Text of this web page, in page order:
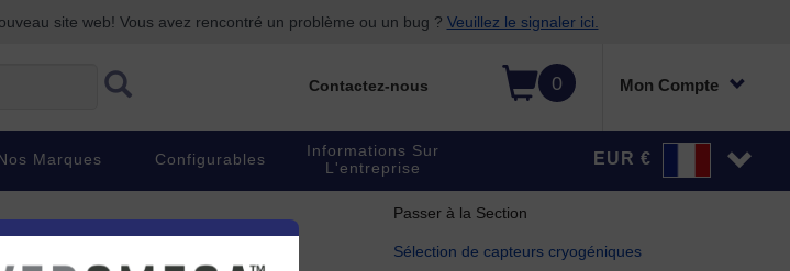
site web! Vous avez rencontré un problème ou un bug ? Veuillez le signaler ici.
0 Mon Compte
Contactez-nous
Marques Configurables
Informations Sur
L'entreprise
EUR €
Passer à la Section
Sélection de capteurs cryogéniques